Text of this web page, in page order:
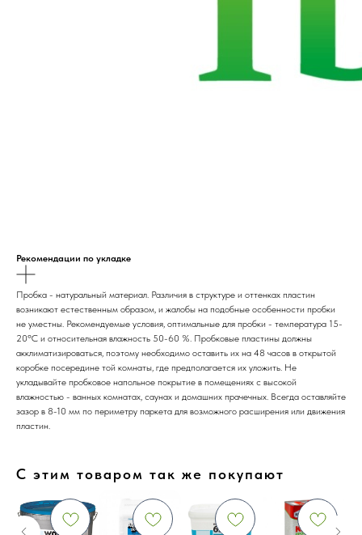
Рекомендации по укладке
Пробка - натуральный материал. Различия в структуре и оттенках пластин
возникают естественным образом, и жалобы на подобные особенности пробки
не уместны. Рекомендуемые условия, оптимальные для пробки - температура 15-
20ºС и относительная влажность 50-60 %. Пробковые пластины должны
акклиматизироваться, поэтому необходимо оставить их на 48 часов в открытой
коробке посередине той комнаты, где предполагается их уложить. Не
укладывайте пробковое напольное покрытие в помещениях с высокой
влажностью - ванных комнатах, саунах и домашних прачечных. Всегда оставляйте
зазор в 8-10 мм по периметру паркета для возможного расширения или движения
пластин.
С этим товаром так же покупают